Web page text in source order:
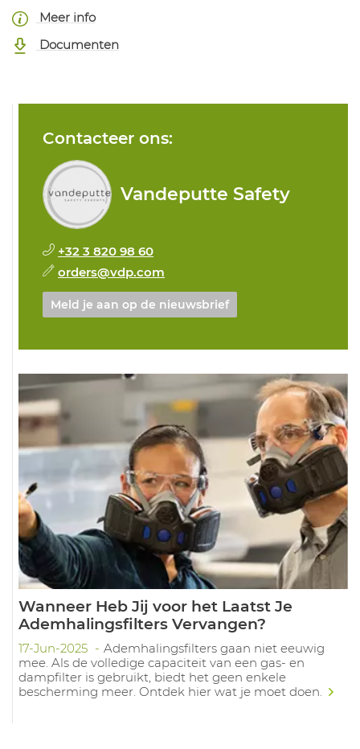
Meer info
Documenten
Contacteer ons:
Vandeputte Safety
+32 3 820 98 60
orders@vdp.com
Meld je aan op de nieuwsbrief
Wanneer Heb Jij voor het Laatst Je
Ademhalingsfilters Vervangen?
17-Jun-2025
Ademhalingsfilters gaan niet eeuwig
mee. Als de volledige capaciteit van een gas- en
dampfilter is gebruikt, biedt het geen enkele
bescherming meer. Ontdek hier wat je moet doen.